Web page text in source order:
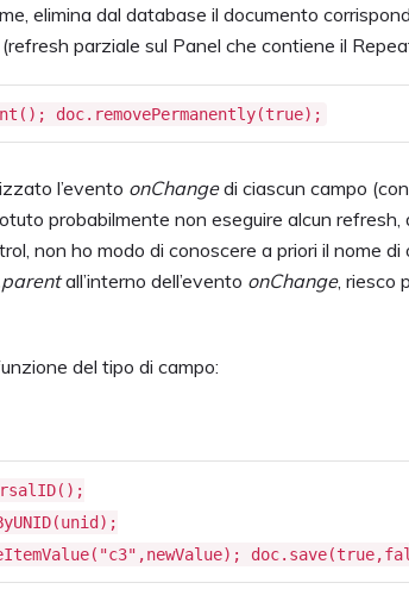
elimina dal database il documento
parziale sul Panel che contiene il
doc.removePermanently(true);
l’evento onChangedi ciascun campo
probabilmente non eseguire alcun refresh,
non ho modo di conoscere a priori il nome di
all’interno dell’evento onChange, riesco
del tipo di campo: